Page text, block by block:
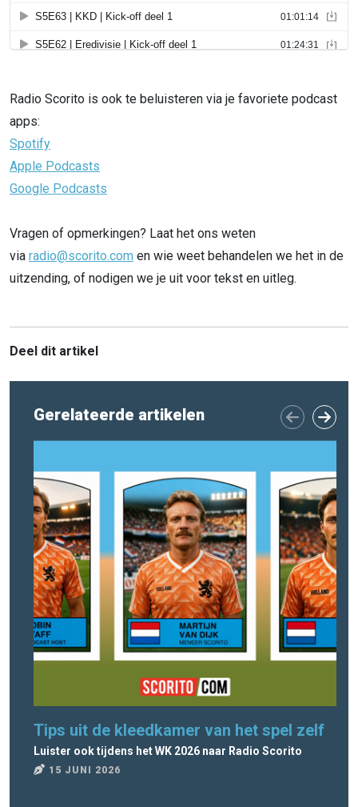
Radio Scorito is ook te beluisteren via je favoriete podcast
apps:
Spotify
Apple Podcasts
Google Podcasts
Vragen of opmerkingen? Laat het ons weten
via radio@scorito.com en wie weet behandelen we het in de
uitzending, of nodigen we je uit voor tekst en uitleg.
Deel dit artikel
Gerelateerde artikelen
Tips uit de kleedkamer van het spel zelf
Luister ook tijdens het WK 2026 naar Radio Scorito
15 JUNI 2026